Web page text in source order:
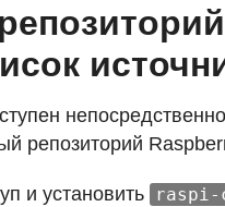
репозиторий
и установить raspi-